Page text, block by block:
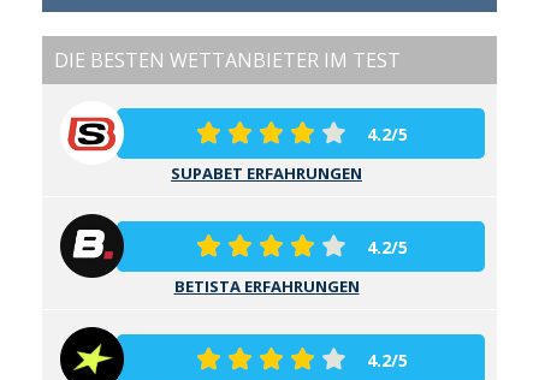
DIE BESTEN WETTANBIETER IM TEST
4.2/5
SUPABET ERFAHRUNGEN
4.2/5
BETISTA ERFAHRUNGEN
4.2/5